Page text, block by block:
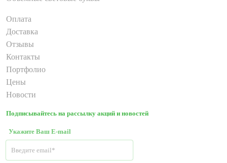
Оплата
Доставка
Отзывы
Контакты
Портфолио
Цены
Новости
Подписывайтесь на рассылку акций и новостей
Укажите Ваш E-mail